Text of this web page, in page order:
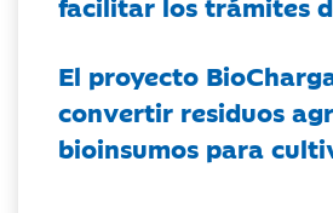
El proyecto
convertir residuos
bioinsumos para